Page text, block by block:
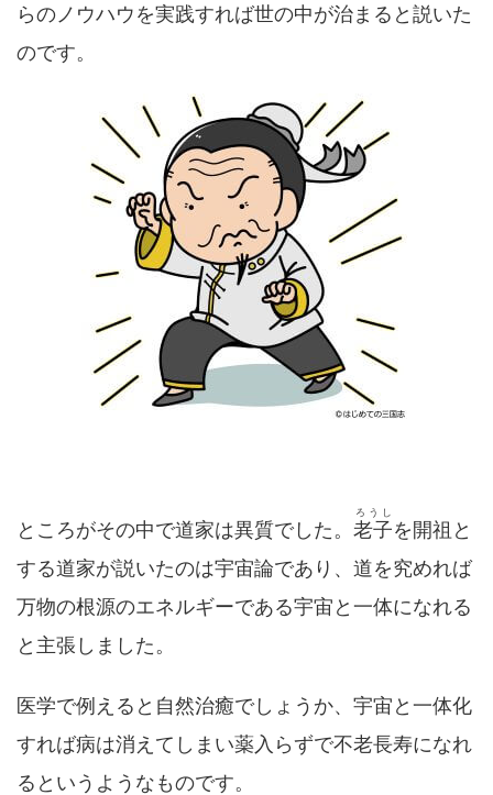
らのノウハウを実践すれば世の中が治まると説いた
のです。
ところがその中で道家は異質でした。 老子
ろうし
を開祖と
する道家が説いたのは宇宙論であり、道を究めれば
万物の根源のエネルギーである宇宙と一体になれる
と主張しました。
医学で例えると自然治癒でしょうか、宇宙と一体化
すれば病は消えてしまい薬入らずで不老長寿になれ
るというようなものです。